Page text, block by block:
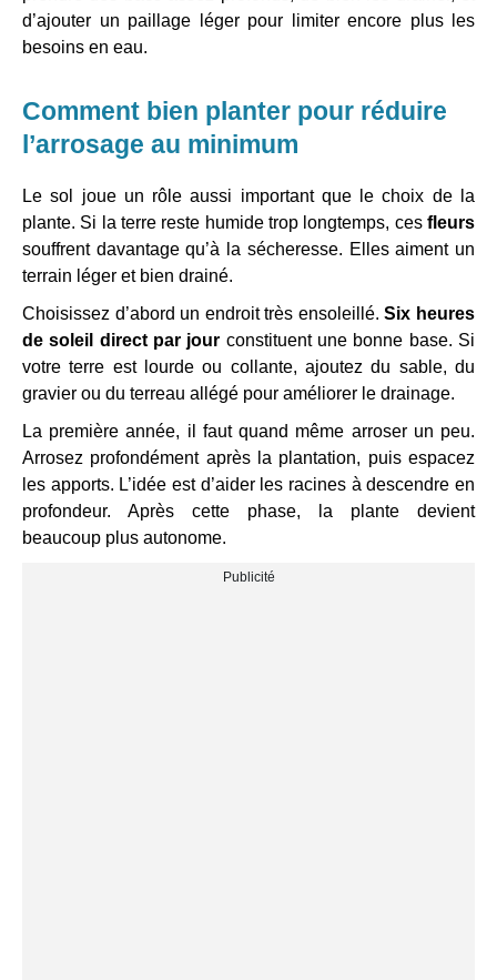
d’ajouter un paillage léger pour limiter encore plus les
besoins en eau.
Comment bien planter pour réduire
l’arrosage au minimum
Le sol joue un rôle aussi important que le choix de la
plante. Si la terre reste humide trop longtemps, ces fleurs
souffrent davantage qu’à la sécheresse. Elles aiment un
terrain léger et bien drainé.
Choisissez d’abord un endroit très ensoleillé.Six heures
de soleil direct par jour constituent une bonne base. Si
votre terre est lourde ou collante, ajoutez du sable, du
gravier ou du terreau allégé pour améliorer le drainage.
La première année, il faut quand même arroser un peu.
Arrosez profondément après la plantation, puis espacez
les apports. L’idée est d’aider les racines à descendre en
profondeur. Après cette phase, la plante devient
beaucoup plus autonome.